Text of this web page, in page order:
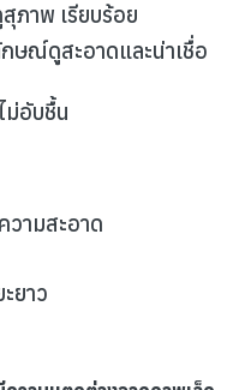
ภาพ เรียบร้อย
ษณ์ดูสะอาดและน่าเชื่อ
ม่อับชื้น
ามสะอาด
ยาว